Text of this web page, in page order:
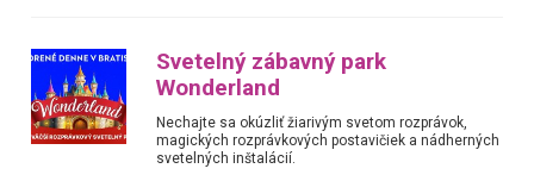
Svetelný zábavný park
Wonderland
Nechajte sa okúzliť žiarivým svetom rozprávok,
magických rozprávkových postavičiek a nádherných
svetelných inštalácií.